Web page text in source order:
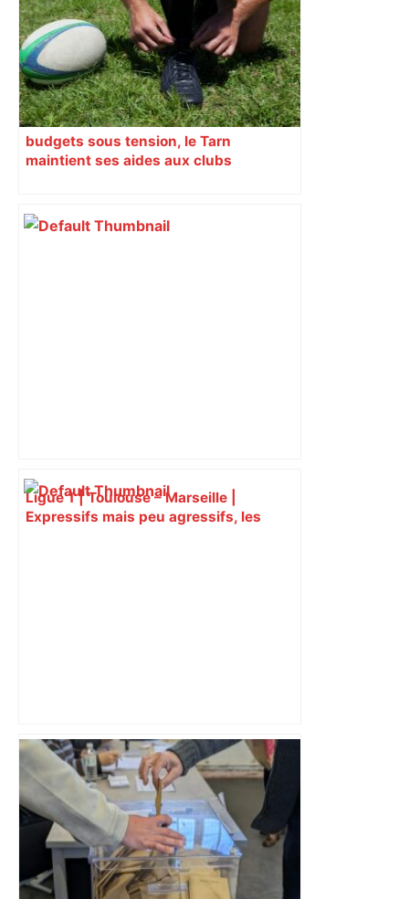
budgets sous tension, le Tarn
maintient ses aides aux clubs
Ligue 1 | Toulouse – Marseille |
Expressifs mais peu agressifs, les
Drame sur la rocade de Toulouse : un
mort et la circulation paralysée –
France 3 Régions